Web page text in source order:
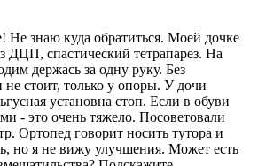
Не знаю куда обратиться. Моей дочке
ДЦП, спастический тетрапарез. На
держась за одну руку. Без
стоит, только у опоры. У дочи
установна стоп. Если в обуви
- это очень тяжело. Посоветовали
Ортопед говорит носить тутора и
но я не вижу улучшения. Может есть